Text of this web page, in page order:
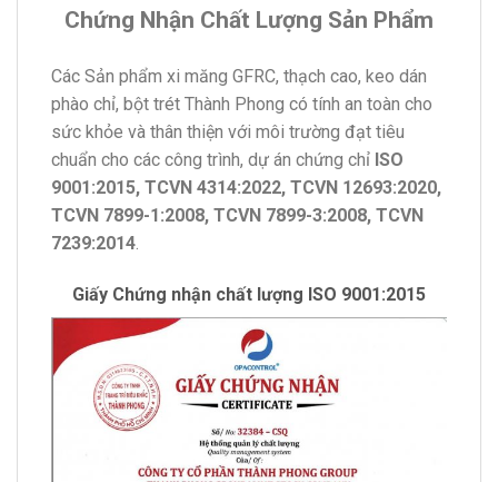
Chứng Nhận Chất Lượng Sản Phẩm
Các Sản phẩm xi măng GFRC, thạch cao, keo dán
phào chỉ, bột trét Thành Phong có tính an toàn cho
sức khỏe và thân thiện với môi trường đạt tiêu
chuẩn cho các công trình, dự án chứng chỉ ISO
9001:2015, TCVN 4314:2022, TCVN 12693:2020,
TCVN 7899-1:2008, TCVN 7899-3:2008, TCVN
7239:2014
Giấy Chứng nhận chất lượng ISO 9001:2015